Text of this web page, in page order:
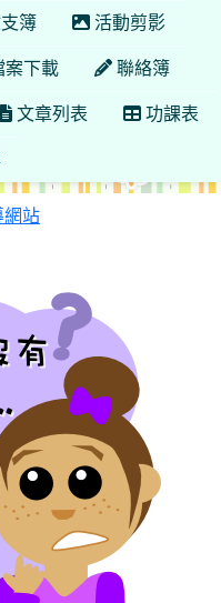
簿 活動剪影
案下載 聯絡簿
文章列表 功課表
北門國小性別平等宣導